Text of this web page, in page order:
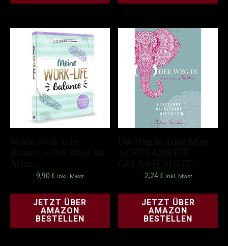
9,90€ inkl. Mwst
JETZT ÜBER
AMAZON
BESTELLEN
2,24€ inkl. Mwst
JETZT ÜBER
AMAZON
BESTELLEN